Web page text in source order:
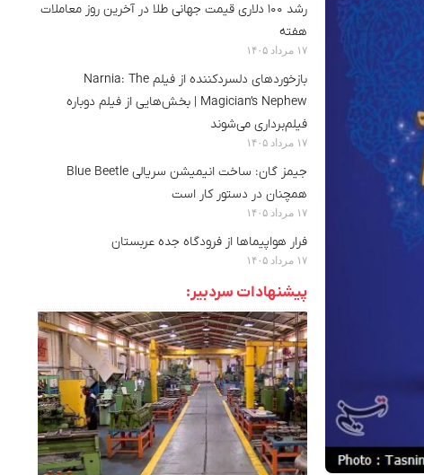
رشد ۱۰۰ دلاری قیمت جهانی طلا در آخرین روز معاملات
هفته
۱۷ مرداد ۱۴۰۵
بازخوردهای دلسردکننده از فیلم Narnia: The
Magician’s Nephew | بخش‌هایی از فیلم دوباره
فیلم‌برداری می‌شوند
۱۷ مرداد ۱۴۰۵
جیمز گان: ساخت انیمیشن سریالی Blue Beetle
همچنان در دستور کار است
۱۷ مرداد ۱۴۰۵
فرار هواپیماها از فرودگاه جده عربستان
۱۷ مرداد ۱۴۰۵
پیشنهادات سردبیر: